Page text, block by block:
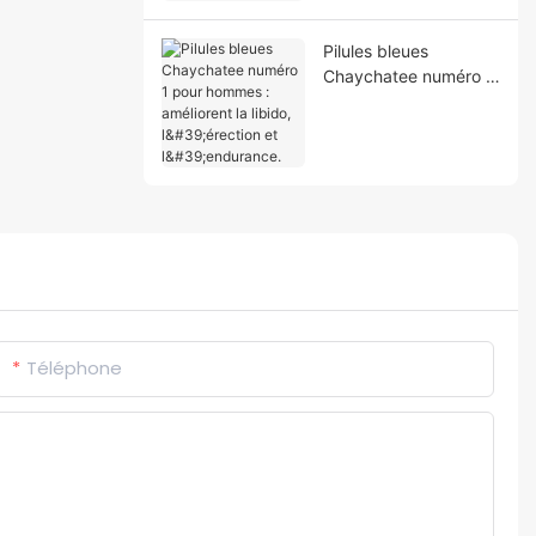
Pilules bleues
Chaychatee numéro 1
Téléphone